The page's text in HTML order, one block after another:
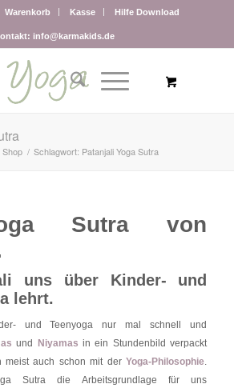
Warenkorb Kasse Hilfe Download
info@karmakids.de
Shop / Schlagwort: Patanjali Yoga Sutra
Sutra von
uns über Kinder- und
lehrt.
und Teenyoga nur mal schnell und
und Niyamas in ein Stundenbild verpackt
meist auch schon mit derYoga-Philosophie.
Sutra die Arbeitsgrundlage für uns